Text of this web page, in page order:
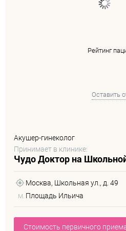
Рейтинг
Оставить
Акушер-гинеколог
Принимает в клинике:
Чудо Доктор на
Москва, Школьная ул., д. 49
м. Площадь Ильича
Стоимость первичного